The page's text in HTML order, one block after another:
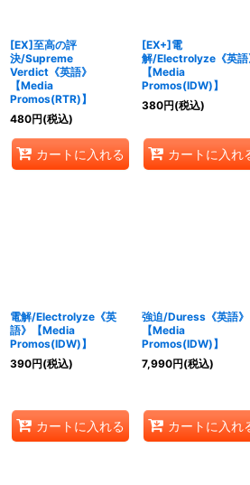
[EX]至高の評
決/Supreme
Verdict《英語》
【Media
Promos(RTR)】
480円(税込)
カートに入れる
[EX+]電
解/Electrolyze《英語
【Media
Promos(IDW)】
380円(税込)
カートに入れ
電解/Electrolyze《英
語》【Media
Promos(IDW)】
390円(税込)
カートに入れる
強迫/Duress《英語》
【Media
Promos(IDW)】
7,990円(税込)
カートに入れ